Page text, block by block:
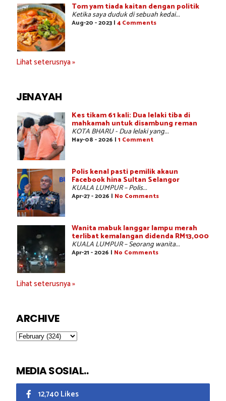
Tom yam tiada kaitan dengan politik
Ketika saya duduk di sebuah kedai...
Aug-20 - 2023 | 4 Comments
Lihat seterusnya »
JENAYAH
Kes tikam 61 kali: Dua lelaki tiba di
mahkamah untuk disambung reman
KOTA BHARU - Dua lelaki yang...
May-08 - 2026 | 1 Comment
Polis kenal pasti pemilik akaun
Facebook hina Sultan Selangor
KUALA LUMPUR – Polis...
Apr-27 - 2026 | No Comments
Wanita mabuk langgar lampu merah
terlibat kemalangan didenda RM13,000
KUALA LUMPUR – Seorang wanita...
Apr-21 - 2026 | No Comments
Lihat seterusnya »
ARCHIVE
MEDIA SOSIAL..
12,740 Likes